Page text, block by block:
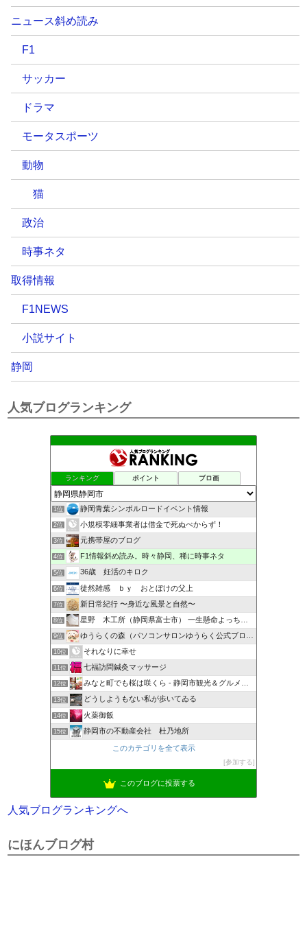
ニュース斜め読み
F1
サッカー
ドラマ
モータスポーツ
動物
猫
政治
時事ネタ
取得情報
F1NEWS
小説サイト
静岡
人気ブログランキング
ランキング ポイント ブロ画
1位 静岡青葉シンボルロードイベント情報
2位 小規模零細事業者は借金で死ぬべからず！
3位 元携帯屋のブログ
4位 F1情報斜め読み。時々静岡、稀に時事ネタ
5位 36歳 妊活のキロク
6位 徒然雑感 ｂｙ おとぼけの父上
7位 新日常紀行 〜身近な風景と自然〜
8位 星野 木工所（静岡県富士市） 一生懸命よっちんブログ
9位 ゆうらくの森（パソコンサロンゆうらく公式ブログ）
10位 それなりに幸せ
11位 七福訪問鍼灸マッサージ
12位 みなと町でも桜は咲くら - 静岡市観光＆グルメブログ
13位 どうしようもない私が歩いてゐる
14位 火薬御飯
15位 静岡市の不動産会社 杜乃地所
このカテゴリを全て表示
参加する
このブログに投票する
人気ブログランキングへ
にほんブログ村